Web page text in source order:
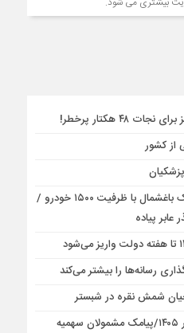
هکتار پرخطر!
از کشور
آغاز احداث پارکینگ طبقاتی پارک باغشمال با ظرفیت ۱۵۰۰ خودرو /
عابر پیاده
رسانه‌ها را بیشتر می‌کند
آمادگی کامل برای برگزاری کنکور ۱۴۰۵/پیامک مشمولان سهمیه